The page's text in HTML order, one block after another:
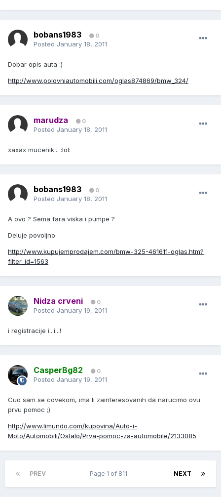
bobans1983 0
Posted January 18, 2011
Dobar opis auta :)
http://www.polovniautomobili.com/oglas874869/bmw_324/
marudza 0
Posted January 18, 2011
xaxax mucenik... :lol:
bobans1983 0
Posted January 18, 2011
A ovo ? Sema fara viska i pumpe ?
Deluje povoljno
http://www.kupujemprodajem.com/bmw-325-461611-oglas.htm?
filter_id=1563
Nidza crveni 0
Posted January 19, 2011
i registracije i...i...!
CasperBg82 0
Posted January 19, 2011
Cuo sam se covekom, ima li zainteresovanih da narucimo ovu
prvu pomoc ;)
http://www.limundo.com/kupovina/Auto-i-
Moto/Automobili/Ostalo/Prva-pomoc-za-automobile/2133085
PREV NEXT
Page 1 of 811